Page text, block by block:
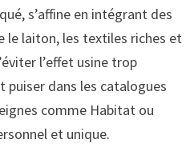
s’affine en intégrant des
le laiton, les textiles riches et
l’effet usine trop
puiser dans les catalogues
comme Habitat ou
et unique.